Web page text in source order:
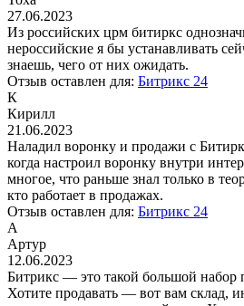
27.06.2023
Из российских црм битиркс
нероссийские я бы устанавливать
знаешь, чего от них ожидать.
Отзыв оставлен для: Битрикс 24
К
Кирилл
21.06.2023
Наладил воронку и продажи с
когда настроил воронку внутри
многое, что раньше знал только в
кто работает в продажах.
Отзыв оставлен для: Битрикс 24
А
Артур
12.06.2023
Битрикс — это такой большой набор
Хотите продавать — вот вам склад,